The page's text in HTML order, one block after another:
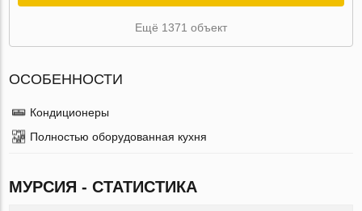
Ещё 1371 объект
ОСОБЕННОСТИ
Кондиционеры
Полностью оборудованная кухня
МУРСИЯ - СТАТИСТИКА